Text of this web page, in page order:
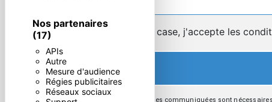
Nos partenaires
(17)
APIs
Autre
Mesure d'audience
Régies publicitaires
Réseaux sociaux
En cochant cette case, j'accepte les
** Les données personnelles communiquées sont